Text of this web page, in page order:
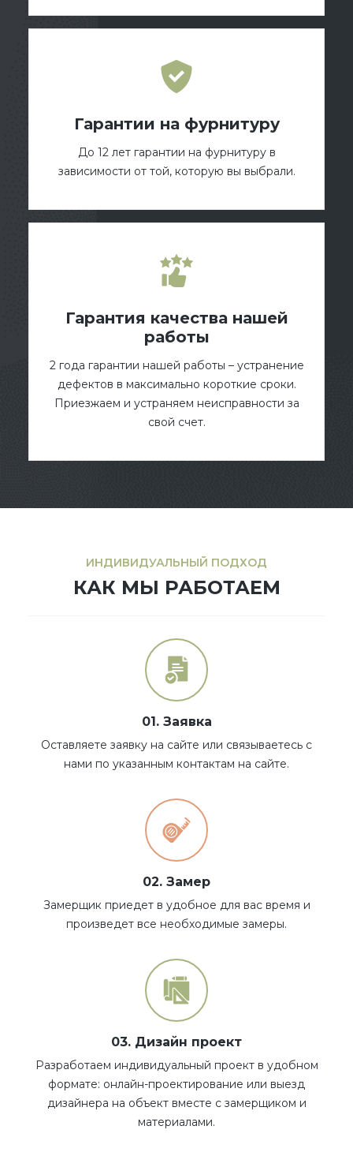
Гарантии на фурнитуру
До 12 лет гарантии на фурнитуру в
зависимости от той, которую вы выбрали.
Гарантия качества нашей
работы
2 года гарантии нашей работы – устранение
дефектов в максимально короткие сроки.
Приезжаем и устраняем неисправности за
свой счет.
ИНДИВИДУАЛЬНЫЙ ПОДХОД
КАК МЫ РАБОТАЕМ
01. Заявка
Оставляете заявку на сайте или связываетесь с
нами по указанным контактам на сайте.
02. Замер
Замерщик приедет в удобное для вас время и
произведет все необходимые замеры.
03. Дизайн проект
Разработаем индивидуальный проект в удобном
формате: онлайн-проектирование или выезд
дизайнера на объект вместе с замерщиком и
материалами.